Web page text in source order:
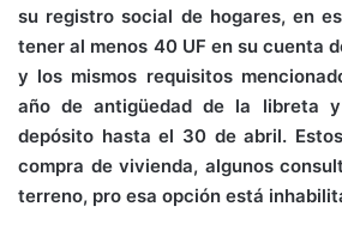
su registro social de hogares, en
tener al menos 40 UF en su cuenta
y los mismos requisitos
año de antigüedad de la libreta
depósito hasta el 30 de abril.
compra de vivienda, algunos
terreno, pro esa opción está